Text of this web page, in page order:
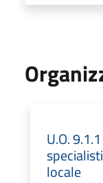
U.O.
locale